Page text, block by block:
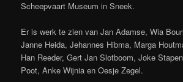
Scheepvaart Museum in Sneek.
Er is werk te zien van Jan Adamse, Wia
Janne Heida, Jehannes Hibma, Marga
Han Reeder, Gert Jan Slotboom, Joke
Poot, Anke Wijnia en Oesje Zegel.